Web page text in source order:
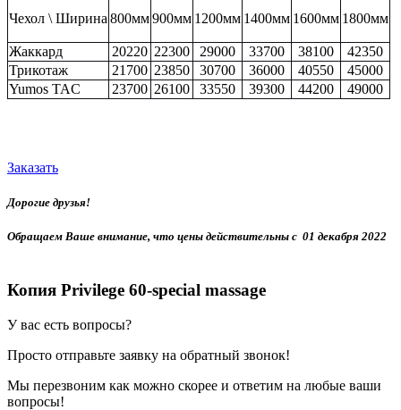
Чехол \ Ширина 800мм900мм 1200мм 1400мм 1600мм 1800мм
Жаккард 20220 22300 29000 33700 38100
42350
Трикотаж
21700 23850 30700 36000 40550
45000
Yumos TAC
23700 26100 33550 39300 44200 49000
Заказать
Дорогие друзья!
Обращаем Ваше внимание, что цены действительны с 01 декабря 2022
Копия Privilege 60-special massage
У вас есть вопросы?
Просто отправьте заявку на обратный звонок!
Мы перезвоним как можно скорее и ответим на любые ваши
вопросы!